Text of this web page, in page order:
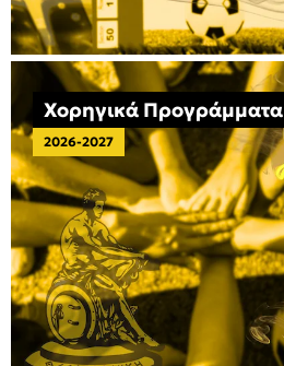
Χορηγικά Προγράμματα
2026-2027